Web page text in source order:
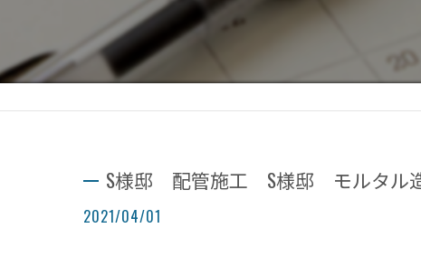
S様邸 配管施工 S様邸 モルタル
2021/04/01